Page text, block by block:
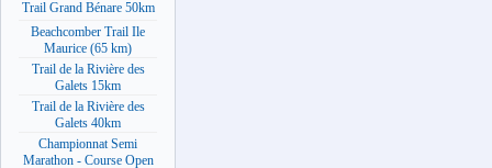
Trail Grand Bénare 50km
Beachcomber Trail Ile
Maurice (65 km)
Trail de la Rivière des
Galets 15km
Trail de la Rivière des
Galets 40km
Championnat Semi
Marathon - Course Open